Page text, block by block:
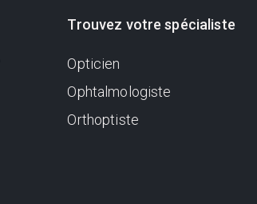
Trouvez votre spécialiste
Opticien
Ophtalmologiste
Orthoptiste